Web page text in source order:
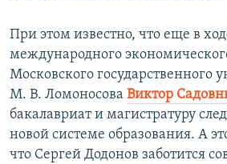
При этом известно, что еще в
международного
Московского государственного
М. В. Ломоносова Виктор
бакалавриат и магистратуру
новой системе образования. А
что Сергей Додонов заботится